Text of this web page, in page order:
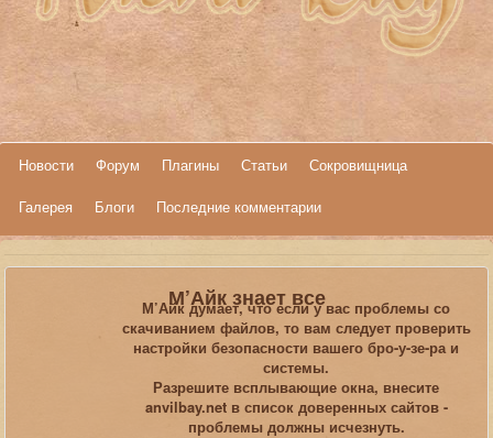
Новости Форум Плагины Статьи
Сокровищница
Галерея
Блоги Последние комментарии
Обзоры, рецензии, размышления, юмор
Oblivion
Рецензия на мод Dairаnath Avari - male romance companion /
Дайранах Авари - романтический компаньон
М’Айк знает все
М’Айк думает, что если у вас проблемы со
скачиванием файлов, то вам следует проверить
настройки безопасности вашего бро-у-зе-ра и
системы.
Разрешите всплывающие окна, внесите
anvilbay.net в список доверенных сайтов -
проблемы должны исчезнуть.